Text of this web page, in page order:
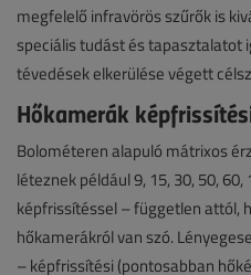
megfelelő infravörös szűrők is
speciális tudást és tapasztalatot
tévedések elkerülése végett
Hőkamerák
Bolométeren alapuló mátrixos
léteznek például 9, 15, 30, 50,
képfrissítéssel – független attól,
hőkamerákról van szó.
– képfrissítési (pontosabban